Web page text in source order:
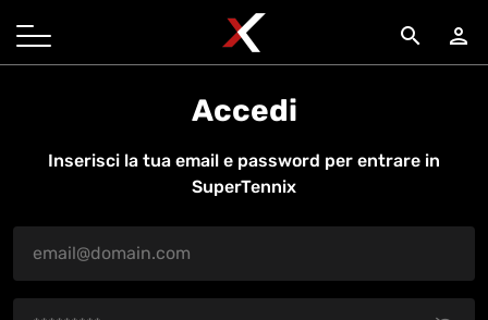
search person
Accedi
Inserisci la tua email e password per entrare in
SuperTennix